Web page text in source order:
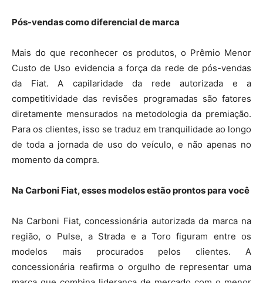
Pós-vendas como diferencial de marca
Mais do que reconhecer os produtos, o Prêmio Menor
Custo de Uso evidencia a força da rede de pós-vendas
da Fiat. A capilaridade da rede autorizada e a
competitividade das revisões programadas são fatores
diretamente mensurados na metodologia da premiação.
Para os clientes, isso se traduz em tranquilidade ao longo
de toda a jornada de uso do veículo, e não apenas no
momento da compra.
Na Carboni Fiat, esses modelos estão prontos para você
Na Carboni Fiat, concessionária autorizada da marca na
região, o Pulse, a Strada e a Toro figuram entre os
modelos mais procurados pelos clientes. A
concessionária reafirma o orgulho de representar uma